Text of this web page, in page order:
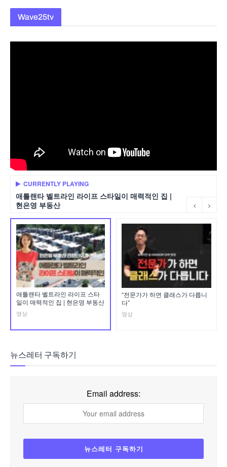
Wave25tv
CURRENTLY PLAYING
애틀랜타 벨트라인 라이프 스타일이 매력적인 집 |
현은영 부동산
애틀랜타 벨트라인 라이프 스타
일이 매력적인 집 | 현은영 부동산
영상
“전문가가 하면 클래스가 다릅니
다”
영상
뉴스레터 구독하기
Email address: